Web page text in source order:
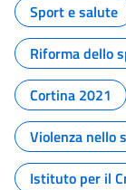
Sport e salute
Riforma dello
Cortina 2021
Violenza nello
Istituto per il